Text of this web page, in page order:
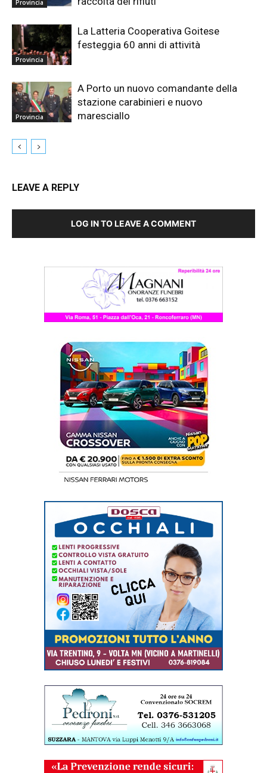
Provincia
Provincia
La Latteria Cooperativa Goitese
festeggia 60 anni di attività
Provincia
A Porto un nuovo comandante della
stazione carabinieri e nuovo
maresciallo
LEAVE A REPLY
LOG IN TO LEAVE A COMMENT